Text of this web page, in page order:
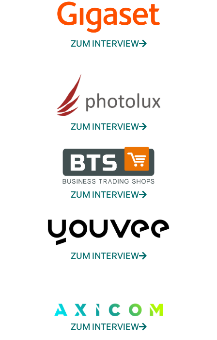
ZUM INTERVIEW
ZUM INTERVIEW
ZUM INTERVIEW
ZUM INTERVIEW
ZUM INTERVIEW